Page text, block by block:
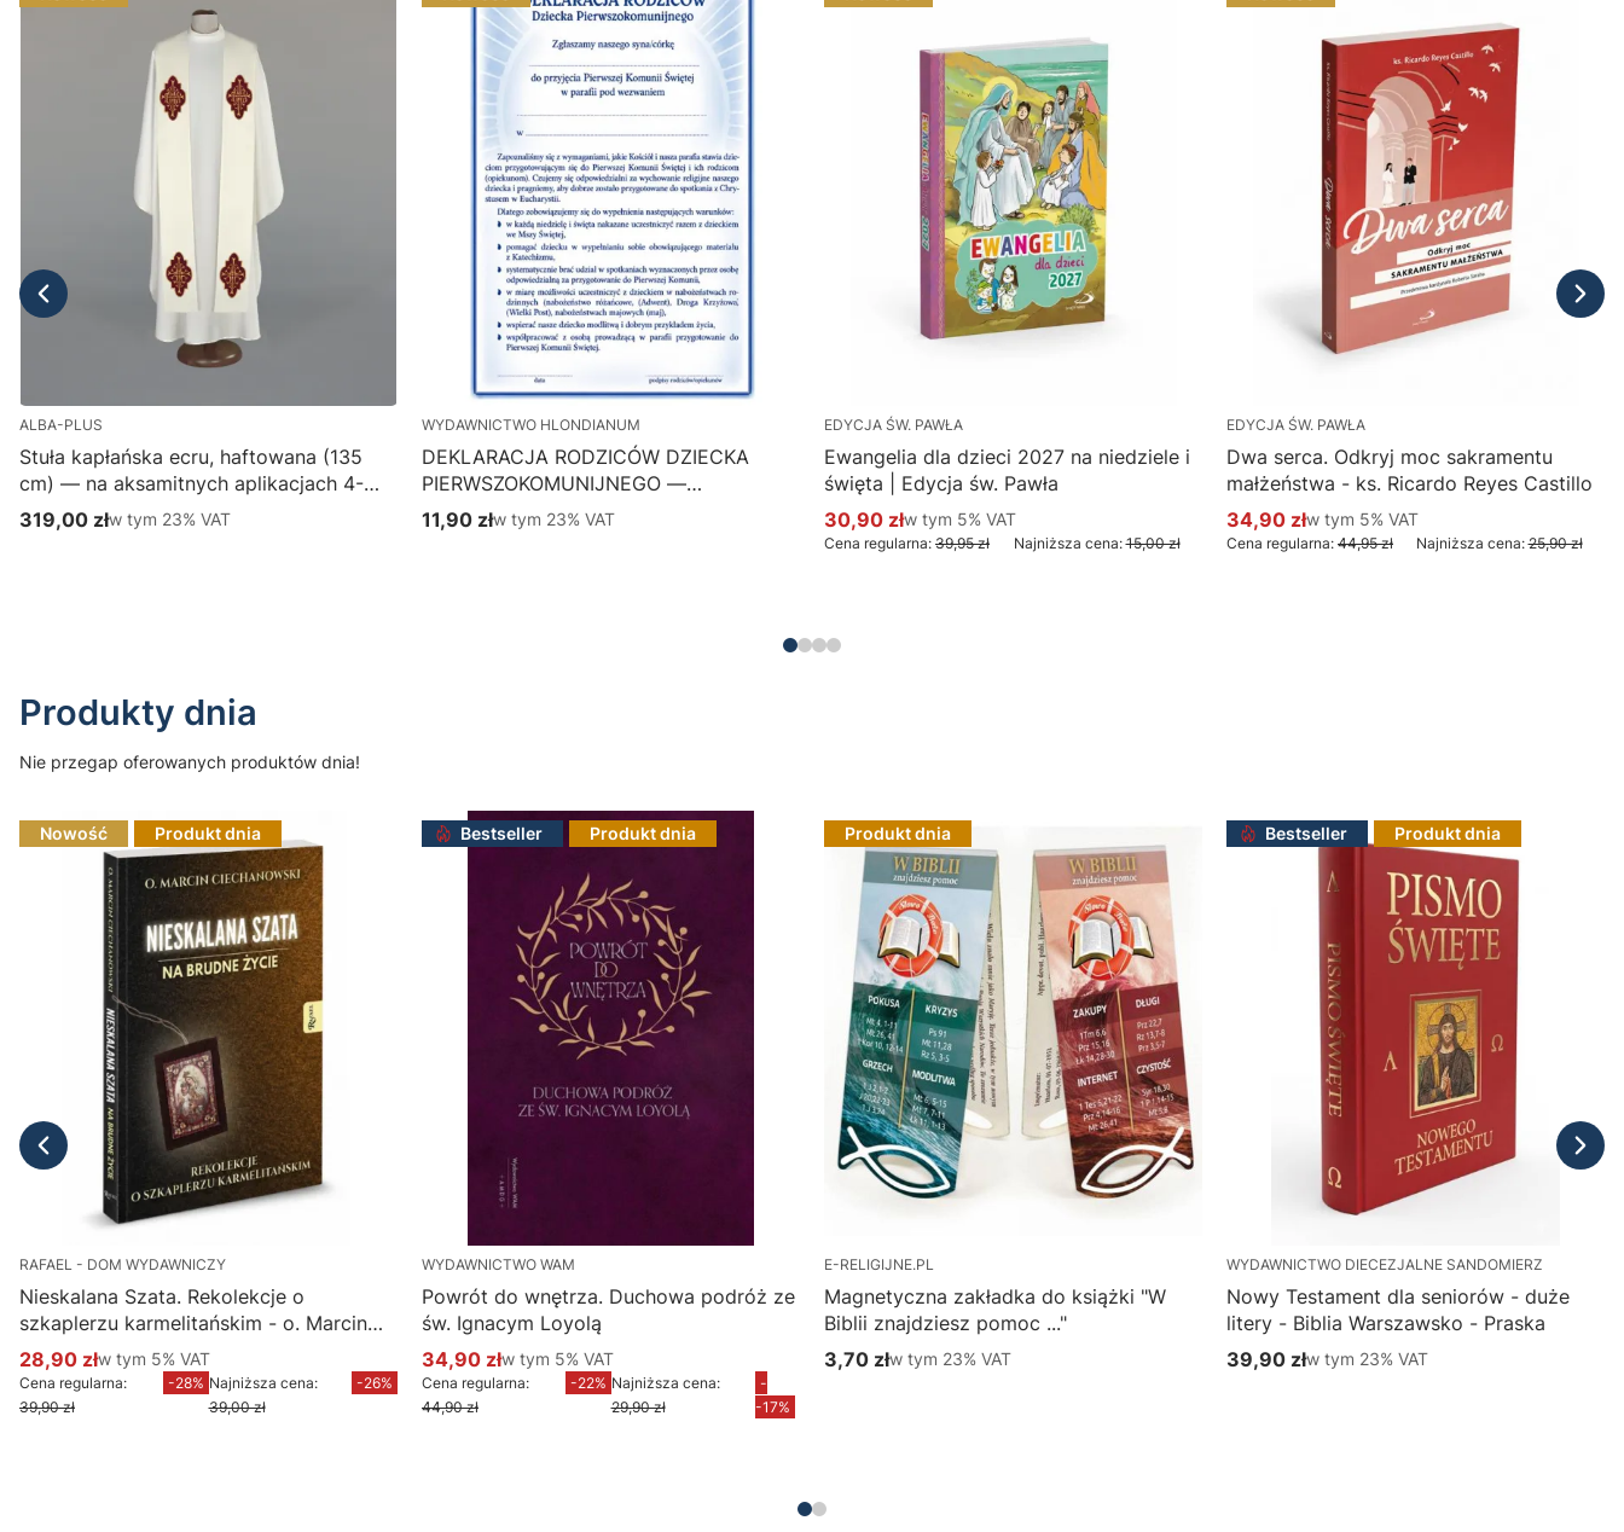
ALBA-PLUS
Stuła kapłańska ecru, haftowana (135
cm) — na aksamitnych aplikacjach 4-
387-1
Cena brutto
319,00 złw tym %s VAT
w tym 23% VAT
WYDAWNICTWO HLONDIANUM
DEKLARACJA RODZICÓW DZIECKA
PIERWSZOKOMUNIJNEGO —
Wydawnictwo Hlondianum - druk
parafialny, paczka 50 szt.
Cena brutto
11,90 złw tym %s VAT
w tym 23% VAT
EDYCJA ŚW. PAWŁA
Ewangelia dla dzieci 2027 na niedziele i
święta | Edycja św. Pawła
Cena promocyjna brutto
30,90 złw tym %s VAT
w tym 5% VAT
Cena regularna: 39,95 zł Najniższa cena: 15,00 zł
EDYCJA ŚW. PAWŁA
Dwa serca. Odkryj moc sakramentu
małżeństwa - ks. Ricardo Reyes Castillo
Cena promocyjna brutto
34,90 złw tym %s VAT
w tym 5% VAT
Cena regularna: 44,95 zł Najniższa cena: 25,90 zł
Produkty dnia
Nie przegap oferowanych produktów dnia!
Nowość Produkt dnia
RAFAEL - DOM WYDAWNICZY
Nieskalana Szata. Rekolekcje o
szkaplerzu karmelitańskim - o. Marcin
Ciechanowski
Cena promocyjna brutto
28,90 złw tym %s VAT
w tym 5% VAT
Cena regularna:
39,90 zł
-28% Najniższa cena:
39,00 zł
-26%
Bestseller Produkt dnia
WYDAWNICTWO WAM
Powrót do wnętrza. Duchowa podróż ze
św. Ignacym Loyolą
Cena promocyjna brutto
34,90 złw tym %s VAT
w tym 5% VAT
Cena regularna:
44,90 zł
-22% Najniższa cena:
29,90 zł
-
-17%
Produkt dnia
E-RELIGIJNE.PL
Magnetyczna zakładka do książki "W
Biblii znajdziesz pomoc ..."
Cena brutto
3,70 złw tym %s VAT
w tym 23% VAT
Bestseller Produkt dnia
WYDAWNICTWO DIECEZJALNE SANDOMIERZ
Nowy Testament dla seniorów - duże
litery - Biblia Warszawsko - Praska
Cena brutto
39,90 złw tym %s VAT
w tym 23% VAT